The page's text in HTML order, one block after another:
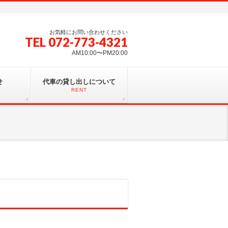
お気軽にお問い合わせください
TEL 072-773-4321
AM10:00〜PM20:00
代車の貸し出しについて
RENT